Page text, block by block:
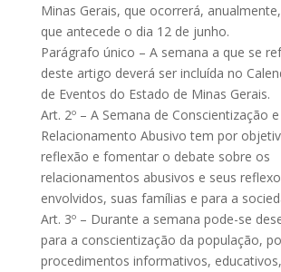
Minas Gerais, que ocorrerá,
que antecede o dia 12 de junho.
Parágrafo único – A semana a que se
deste artigo deverá ser incluída no
de Eventos do Estado de Minas Gerais.
Art. 2º – A Semana de Conscientização
Relacionamento Abusivo tem por
reflexão e fomentar o debate sobre os
relacionamentos abusivos e seus
envolvidos, suas famílias e para a
Art. 3º – Durante a semana pode-se
para a conscientização da população,
procedimentos informativos,